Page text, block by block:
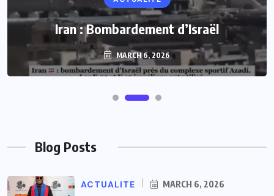
Iran : Bombardement d’Israël
MARCH 6, 2026
Blog Posts
ACTUALITE MARCH 6, 2026